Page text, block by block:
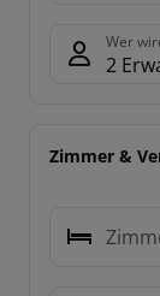
Wer
2
Zimmer &